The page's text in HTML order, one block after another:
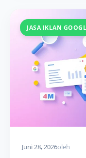
JASA IKLAN
Juni 28, 2026oleh